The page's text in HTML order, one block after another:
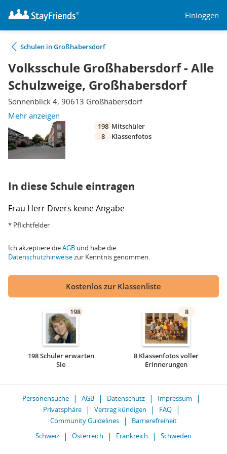
Einloggen
Schulen in Großhabersdorf
Volksschule Großhabersdorf - Alle
Schulzweige, Großhabersdorf
Sonnenblick 4, 90613 Großhabersdorf
Mehr anzeigen
198 Mitschüler
8
Klassenfotos
In diese Schule eintragen
Frau Herr Divers keine Angabe
* Pflichtfelder
Ich akzeptiere dieAGB und habe die
Datenschutzhinweisezur Kenntnis genommen.
Kostenlos zur Klassenliste
198
198 Schüler erwarten
Sie
8
8 Klassenfotos voller
Erinnerungen
Personensuche AGB Datenschutz
Impressum
Privatsphäre
Vertrag kündigen
FAQ
Community Guidelines
Barrierefreiheit
Schweiz
Österreich Frankreich Schweden